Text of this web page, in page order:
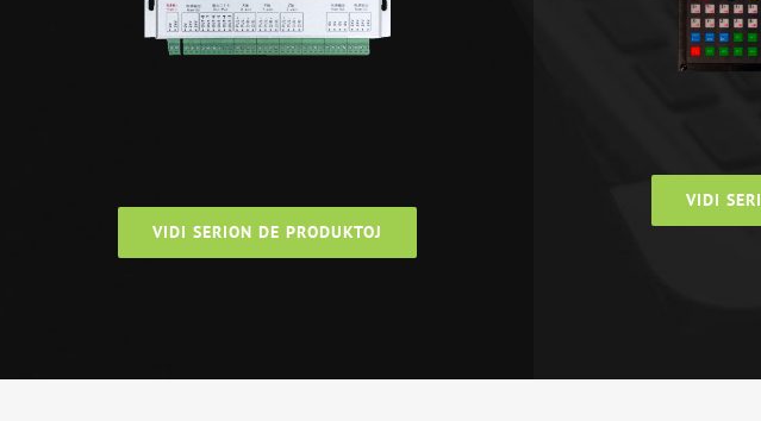
VIDI SERION DE PRODUKTOJ
VIDI